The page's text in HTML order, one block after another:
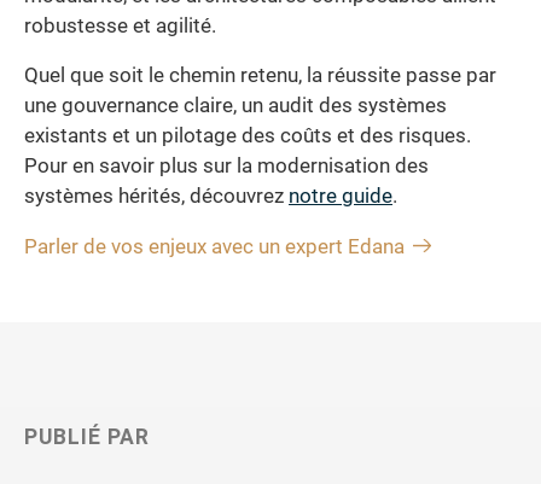
robustesse et agilité.
Quel que soit le chemin retenu, la réussite passe par
une gouvernance claire, un audit des systèmes
existants et un pilotage des coûts et des risques.
Pour en savoir plus sur la modernisation des
systèmes hérités, découvrez notre guide.
Parler de vos enjeux avec un expert Edana
PUBLIÉ PAR